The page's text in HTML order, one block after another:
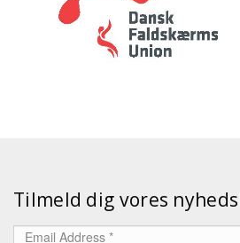
Tilmeld dig vores